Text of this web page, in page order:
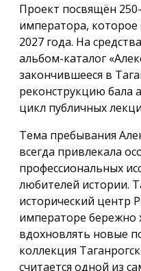
Проект посвящён
императора, которое
2027 года. На
альбом-каталог
закончившееся в
реконструкцию бала
цикл публичных
Тема пребывания
всегда привлекала
профессиональных
любителей истории.
исторический центр
императоре бережно
вдохновлять новые
коллекция
считается одной из